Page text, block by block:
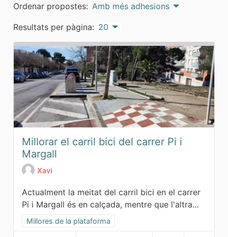
Ordenar propostes: Amb més adhesions
Resultats per pàgina: 20
Millorar el carril bici del carrer Pi i
Margall
Xavi
Actualment la meitat del carril bici en el carrer
Pi i Margall és en calçada, mentre que l'altra...
Resultats al filtrar per l'àmbit: Millores de la plataforma
Millores de la plataforma